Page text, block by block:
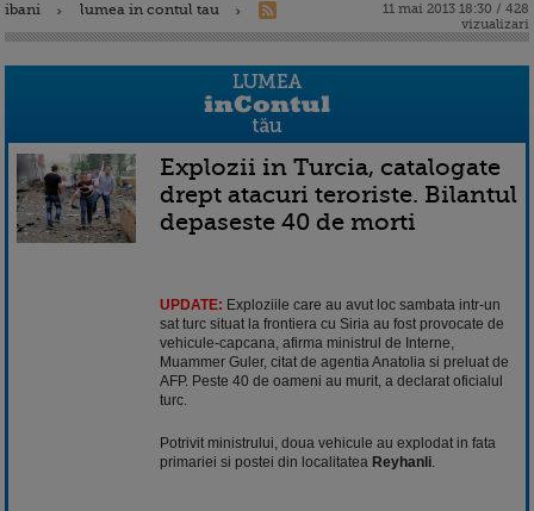
ibani lumea in contul tau
11 mai 2013 18:30 / 428
vizualizari
Explozii in Turcia, catalogate
drept atacuri teroriste. Bilantul
depaseste 40 de morti
UPDATE: Exploziile care au avut loc sambata intr-un
sat turc situat la frontiera cu Siria au fost provocate de
vehicule-capcana, afirma ministrul de Interne,
Muammer Guler, citat de agentia Anatolia si preluat de
AFP. Peste 40 de oameni au murit, a declarat oficialul
turc.
Potrivit ministrului, doua vehicule au explodat in fata
primariei si postei din localitatea Reyhanli